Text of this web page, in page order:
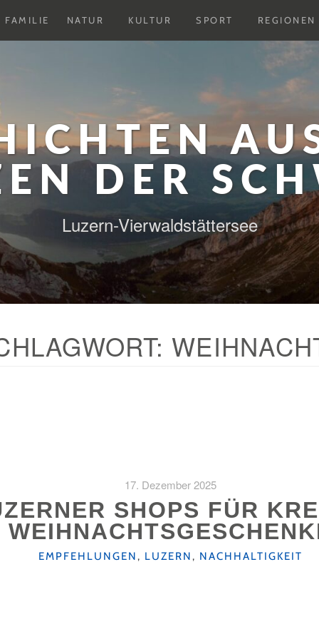
FAMILIE NATUR
Untermenu
KULTUR
Untermenu
SPORT
Untermenu
REGIONEN
DER
Luzern-Vierwaldstättersee
17. Dezember 2025
SHOPS FÜR
KATEGORIEN
EMPFEHLUNGEN, LUZERN, NACHHALTIGKEIT